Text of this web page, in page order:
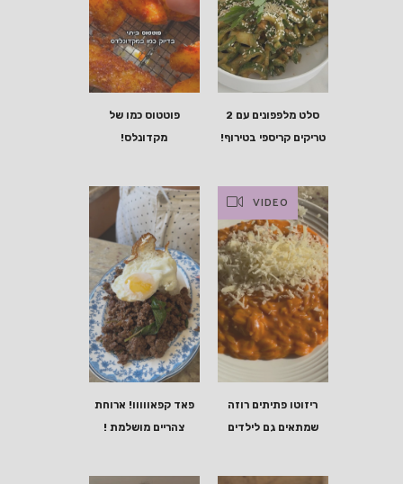
פוטטוס כמו של
מקדונלס!
סלט מלפפונים עם 2
טריקים קריספי בטירוף!
פאד קפאווווו! ארוחת
צהריים מושלמת !
VIDEO
ריזוטו פתיתים רוזה
שמתאים גם לילדים